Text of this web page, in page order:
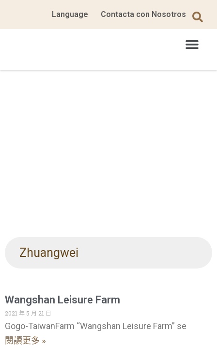
Language Contacta con Nosotros
Zhuangwei
Wangshan Leisure Farm
2021 年 5 月 21 日
Gogo-TaiwanFarm “Wangshan Leisure Farm” se
閱讀更多 »